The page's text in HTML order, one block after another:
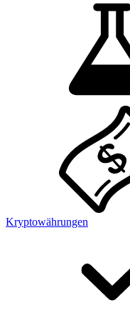
Kryptowährungen